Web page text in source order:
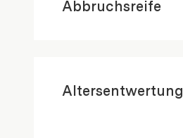
Abbruchsreife
Altersentwertung